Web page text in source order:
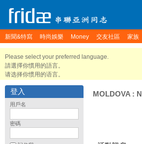
新聞&特寫 時尚娛樂 Money 交友社區 家族
Please select your preferred language.
請選擇你慣用的語言。
请选择你惯用的语言。
登入
用戶名
密碼
MOLDOVA :